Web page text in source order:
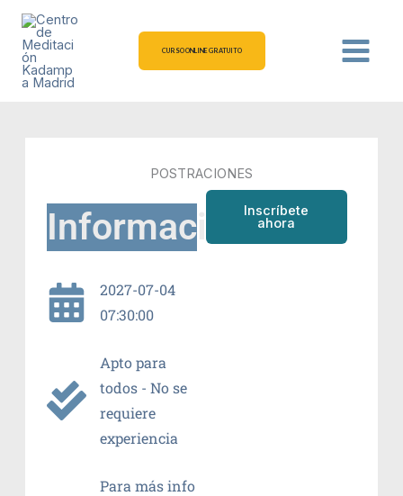
contenido
CURSO ONLINE GRATUITO
POSTRACIONES
Información
2027-07-04
07:30:00
Apto para
todos - No se
requiere
experiencia
Para más info
Inscríbete
ahora